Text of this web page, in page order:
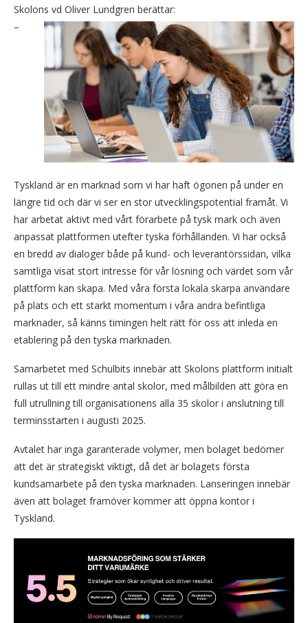
Skolons vd Oliver Lundgren berättar:
–
Tyskland är en marknad som vi har haft ögonen på under en
längre tid och där vi ser en stor utvecklingspotential framåt. Vi
har arbetat aktivt med vårt förarbete på tysk mark och även
anpassat plattformen utefter tyska förhållanden. Vi har också
en bredd av dialoger både på kund- och leverantörssidan, vilka
samtliga visat stort intresse för vår lösning och värdet som vår
plattform kan skapa. Med våra första lokala skarpa användare
på plats och ett starkt momentum i våra andra befintliga
marknader, så känns timingen helt rätt för oss att inleda en
etablering på den tyska marknaden.
Samarbetet med Schulbits innebär att Skolons plattform initialt
rullas ut till ett mindre antal skolor, med målbilden att göra en
full utrullning till organisationens alla 35 skolor i anslutning till
terminsstarten i augusti 2025.
Avtalet har inga garanterade volymer, men bolaget bedömer
att det är strategiskt viktigt, då det är bolagets första
kundsamarbete på den tyska marknaden. Lanseringen innebär
även att bolaget framöver kommer att öppna kontor i
Tyskland.